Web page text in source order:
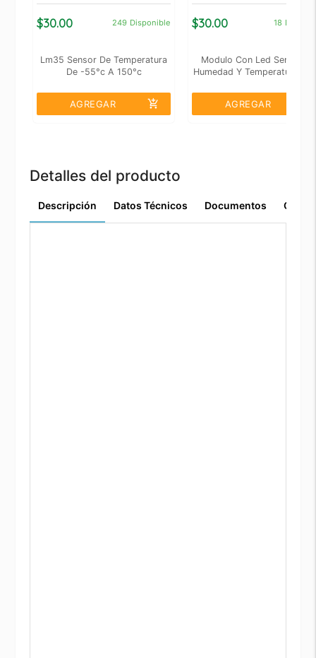
$30.00 249 Disponible
Lm35 Sensor De Temperatura
De -55°c A 150°c
AGREGAR add_shopping_cart
$30.00 18
Modulo Con Led Sensor
Humedad Y Temperatura
AGREGAR
Detalles del producto
Descripción Datos Técnicos Documentos